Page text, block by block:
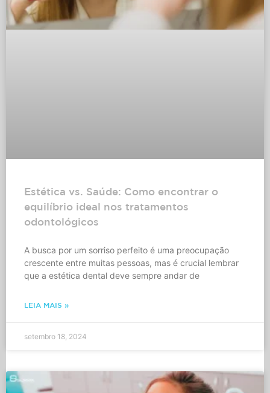
Estética vs. Saúde: Como encontrar o
equilíbrio ideal nos tratamentos
odontológicos
A busca por um sorriso perfeito é uma preocupação
crescente entre muitas pessoas, mas é crucial lembrar
que a estética dental deve sempre andar de
LEIA MAIS »
setembro 18, 2024